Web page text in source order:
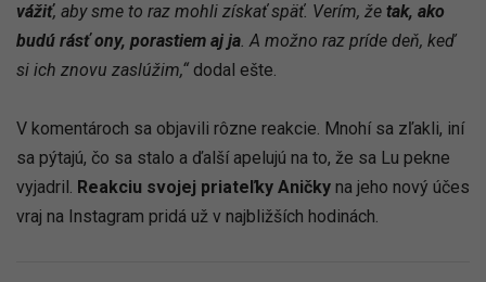
vážiť, aby sme to raz mohli získať späť. Verím, že tak, ako
budú rásť ony, porastiem aj ja. A možno raz príde deň, keď
si ich znovu zaslúžim,“ dodal ešte.
V komentároch sa objavili rôzne reakcie. Mnohí sa zľakli, iní
sa pýtajú, čo sa stalo a ďalší apelujú na to, že sa Lu pekne
vyjadril. Reakciu svojej priateľky Aničky na jeho nový účes
vraj na Instagram pridá už v najbližších hodinách.